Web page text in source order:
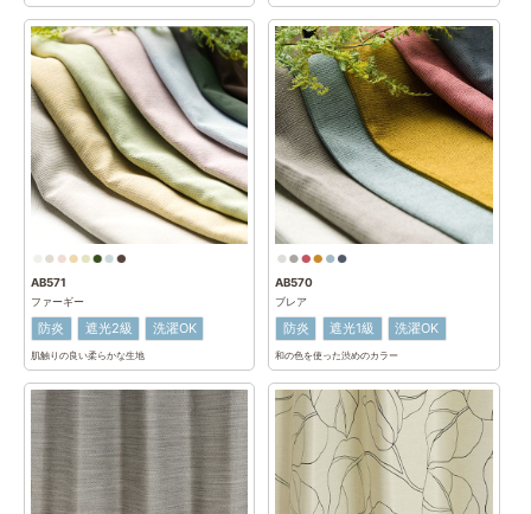
ピンク パープル
ファブリックブランド
Garden in PARIS Vilber Joyper Creative
Verdi Beekalene Batangen リトアニアリネン
遮光2級
制菌 光触媒
AB571
ファーギー
防炎 遮光2級 洗濯OK
肌触りの良い柔らかな生地
AB570
ブレア
防炎 遮光1級 洗濯OK
和の色を使った渋めのカラー